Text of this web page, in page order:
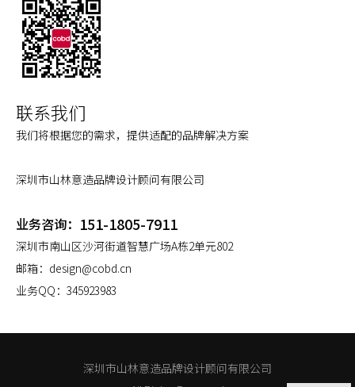
联系我们
我们将根据您的需求，提供适配的品牌解决方案
深圳市山林意造品牌设计顾问有限公司
业务咨询： 151-1805-7911
深圳市南山区沙河街道智慧广场A栋2单元802
邮箱： design@cobd.cn
业务QQ： 345923983
深圳市山林意造品牌设计顾问有限公司